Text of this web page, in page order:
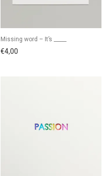
Missing word – It’s _____
€4,00